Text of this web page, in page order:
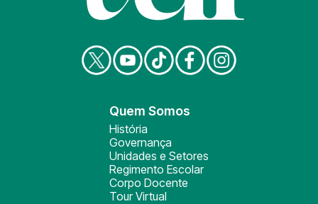
Quem Somos
História
Governança
Unidades e Setores
Regimento Escolar
Corpo Docente
Tour Virtual